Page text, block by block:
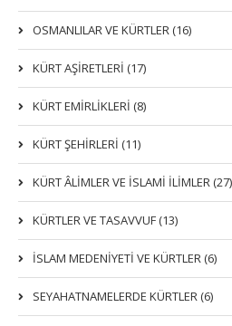
OSMANLILAR VE KÜRTLER (16)
KÜRT AŞİRETLERİ (17)
KÜRT EMİRLİKLERİ (8)
KÜRT ŞEHİRLERİ (11)
KÜRT ÂLİMLER VE İSLAMİ İLİMLER (27)
KÜRTLER VE TASAVVUF (13)
İSLAM MEDENİYETİ VE KÜRTLER (6)
SEYAHATNAMELERDE KÜRTLER (6)